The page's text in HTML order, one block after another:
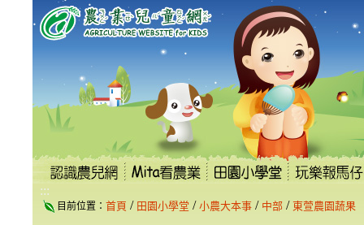
到
容
:::
目前位置： 首頁 / 田園小學堂 / 小農大本事 / 中部 / 東萱農園蔬果